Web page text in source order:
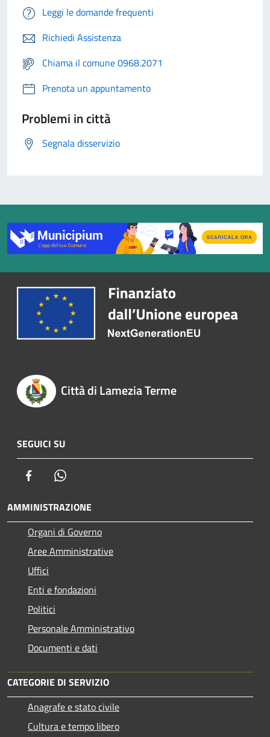
Leggi le domande frequenti
Richiedi Assistenza
Chiama il comune 0968.2071
Prenota un appuntamento
Problemi in città
Segnala disservizio
Città di Lamezia Terme
SEGUICI SU
Facebook
AMMINISTRAZIONE
Organi di Governo
Aree Amministrative
Uffici
Enti e fondazioni
Politici
Personale Amministrativo
Documenti e dati
CATEGORIE DI SERVIZIO
Anagrafe e stato civile
Cultura e tempo libero